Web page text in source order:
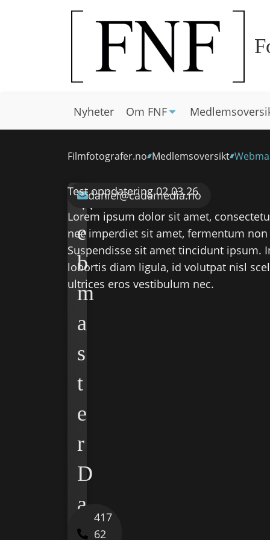
Nyheter Om FNF
Filmfotografer.no Medlemsoversikt
W
e
b
m
a
s
t
e
r
D
a
n
WEBMASTER
daniel@cadamedia.no
417
62
Test oppdatering 02.03.26
Lorem ipsum dolor sit amet,
nec imperdiet sit amet, fermentum
Suspendisse sit amet tincidunt ipsum.
lobortis diam ligula, id volutpat nisl
ultrices eros vestibulum nec.